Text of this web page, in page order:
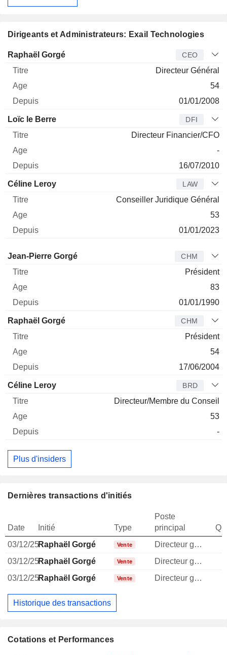
Cotations et Performances
Dirigeants et Administrateurs: Exail Technologies
Dirigeant Titre
Raphaël Gorgé CEO
Directeur Général
54
01/01/2008
Loïc le Berre DFI
Directeur Financier/CFO
-
16/07/2010
Céline Leroy LAW
Conseiller Juridique Général
53
01/01/2023
Administrateur Titre
Jean-Pierre Gorgé CHM
Président
83
01/01/1990
Raphaël Gorgé CHM
Président
54
17/06/2004
Céline Leroy BRD
Directeur/Membre du Conseil
53
-
Plus d'insiders
Dernières transactions d'initiés
Date Initié Type
Poste
principal
03/12/25Raphaël Gorgé Vente Directeur general
03/12/25Raphaël Gorgé Vente Directeur general
03/12/25Raphaël Gorgé Vente Directeur general
Historique des transactions